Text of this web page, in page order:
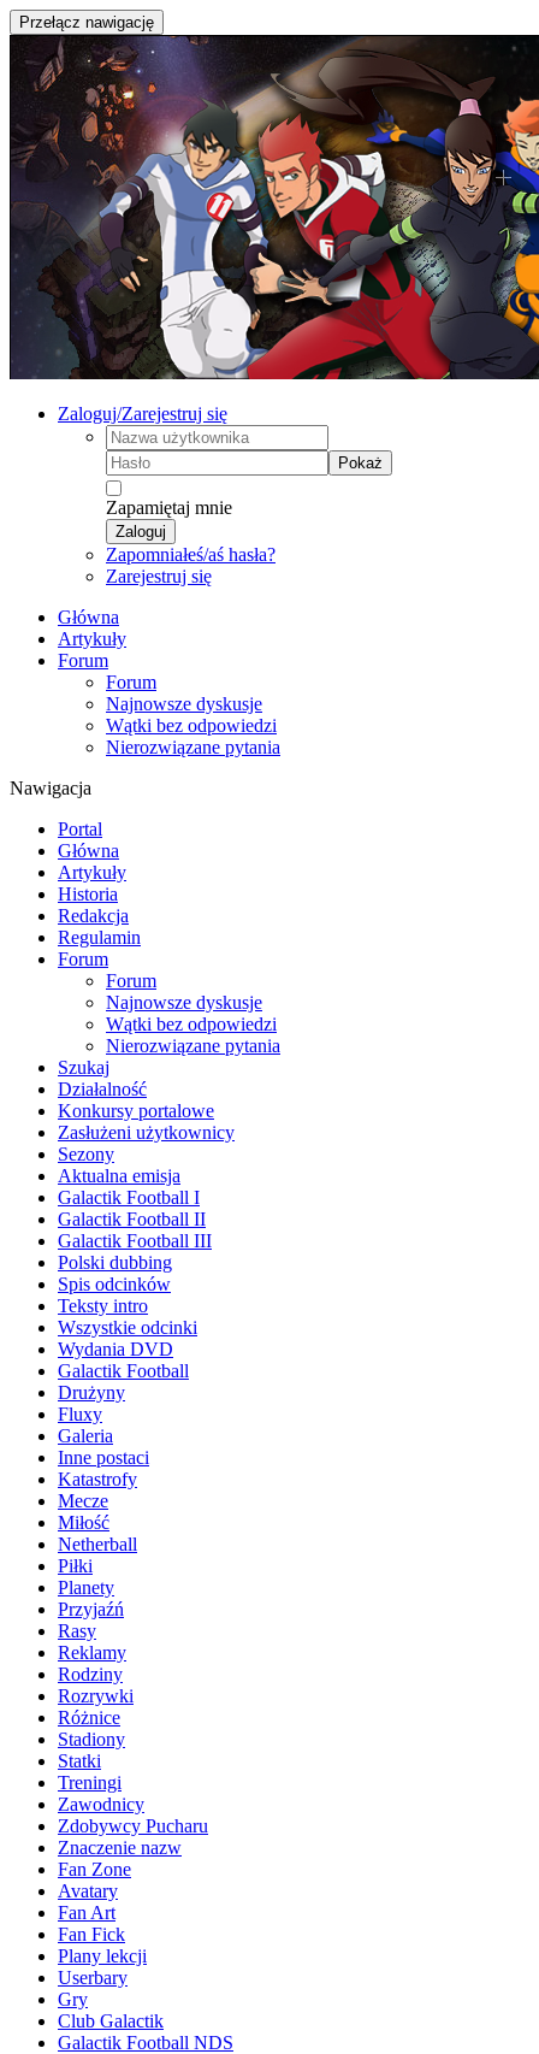
Przełącz nawigację
Zaloguj/Zarejestruj się
Pokaż
Zapamiętaj mnie
Zaloguj
Zapomniałeś/aś hasła?
Zarejestruj się
Główna
Artykuły
Forum
Forum
Najnowsze dyskusje
Wątki bez odpowiedzi
Nierozwiązane pytania
Nawigacja
Portal
Główna
Artykuły
Historia
Redakcja
Regulamin
Forum
Forum
Najnowsze dyskusje
Wątki bez odpowiedzi
Nierozwiązane pytania
Szukaj
Działalność
Konkursy portalowe
Zasłużeni użytkownicy
Sezony
Aktualna emisja
Galactik Football I
Galactik Football II
Galactik Football III
Polski dubbing
Spis odcinków
Teksty intro
Wszystkie odcinki
Wydania DVD
Galactik Football
Drużyny
Fluxy
Galeria
Inne postaci
Katastrofy
Mecze
Miłość
Netherball
Piłki
Planety
Przyjaźń
Rasy
Reklamy
Rodziny
Rozrywki
Różnice
Stadiony
Statki
Treningi
Zawodnicy
Zdobywcy Pucharu
Znaczenie nazw
Fan Zone
Avatary
Fan Art
Fan Fick
Plany lekcji
Userbary
Gry
Club Galactik
Galactik Football NDS